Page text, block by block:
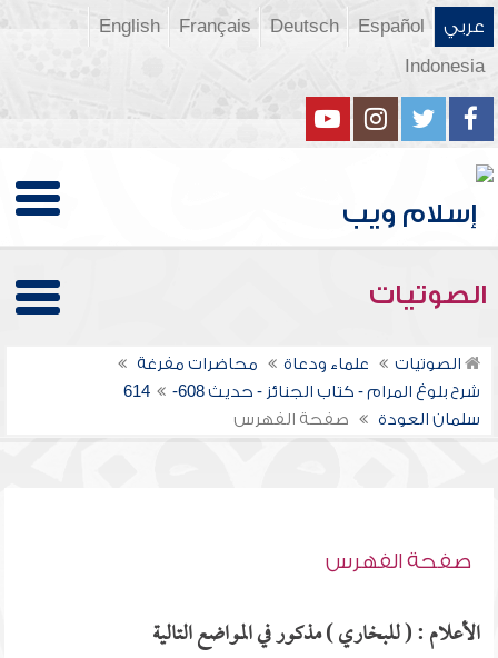
عربي Español
Deutsch
Français
English
Indonesia
الصوتيات
الصوتيات علماء ودعاة
محاضرات مفرغة
شرح بلوغ المرام - كتاب الجنائز - حديث 608-614
سلمان العودة
صفحة الفهرس
صفحة الفهرس
الأعلام : ( للبخاري ) مذكور في المواضع التالية